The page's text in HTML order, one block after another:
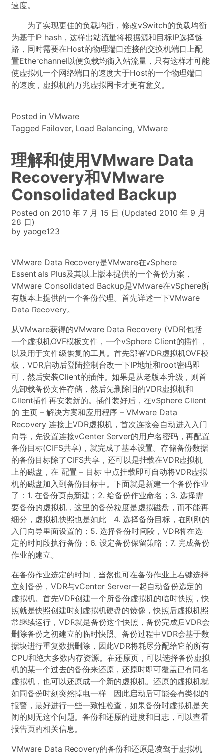
速度。
为了实现更佳的负载均衡，修改vSwitch的负载均衡
为基于IP hash，这样出站流量将根据源和目标IP选择链
路，同时需要在Host的物理端口连接的交换机端口上配
置Etherchannel以便负载均衡入站流量，只有这样才可能
使虚拟机一个网络端口的速度大于Host的一个物理端口
的速度，虚拟机的万兆虚拟网卡才更有意义。
Posted in VMware
Tagged Failover, Load Balancing, VMware
理解和使用VMware Data
Recovery和VMware
Consolidated Backup
Posted on 2010 年 7 月 15 日 (Updated 2010 年 9 月
28 日)
by yaoge123
VMware Data Recovery是VMware在vSphere
Essentials Plus及其以上版本提供的一个备份方案，
VMware Consolidated Backup是VMware在vSphere所
有版本上提供的一个备份代理。首先详述一下VMware
Data Recovery。
从VMware获得的VMware Data Recovery (VDR)包括
一个虚拟机OVF模板文件，一个vSphere Client的插件，
以及用于文件级恢复的工具。首先部署VDR虚拟机OVF模
板，VDR启动后登陆控制台改一下IP地址和root密码即
可，然后安装Client的插件。如果是从老版本升级，则首
先卸载备份文件存储，然后先删除旧的VDR虚拟机和
Client插件再安装新的。插件装好后，在vSphere Client
的 主页 – 解决方案和应用程序 – VMware Data
Recovery 连接上VDR虚拟机，首次连接会自动进入入门
向导，先设置连接vCenter Server的用户名密码，再配置
备份目标(CIFS共享)，就完成了基本设置。存储备份数据
的备份目标除了CIFS共享，还可以是挂载在VDR虚拟机
上的磁盘，在 配置 – 目标 中点挂载即可自动将VDR虚拟
机的磁盘加入到备份目标中。下面就是新建一个备份作业
了：1. 在备份页点新建；2. 给备份作业命名；3. 选择需
要备份的虚拟机，这里的备份粒度是虚拟磁盘，而不能再
细分，虚拟机快照也是如此；4. 选择备份目标，在刚刚的
入门向导里面设置的；5. 选择备份时间段，VDR将在选
定的时间段执行备份；6. 设定备份保留策略；7. 完成备份
作业的建立。
在备份作业选定的时间，当然也可在备份作业上右键选择
立刻备份，VDR与vCenter Server一起自动备份选定的
虚拟机。首先VDR创建一个所备份虚拟机的临时快照，快
照就是快照创建时刻虚拟机硬盘的镜像，快照后虚拟机照
常继续运行，VDR就是备份这个快照，备份完成后VDR会
删除备份之初建立的临时快照。备份过程中VDR会基于数
据块进行重复数据删除，因此VDR将耗尽分配给它的所有
CPU和绝大多数内存资源。在还原页，可以选择备份虚拟
机的某一个过去的备份来还原，还原时即可覆盖已有同名
虚拟机，也可以还原成一个新的虚拟机。还原的虚拟机就
如同备份时刻突然掉电一样，因此启动后可能会有类似的
报警，最好进行一些一致性检查，如果备份时虚拟机是关
闭的则无这个问题。备份和还原的进度和日志，可以查看
报告页的相关信息。
VMware Data Recovery的备份和还原是凌驾于虚拟机